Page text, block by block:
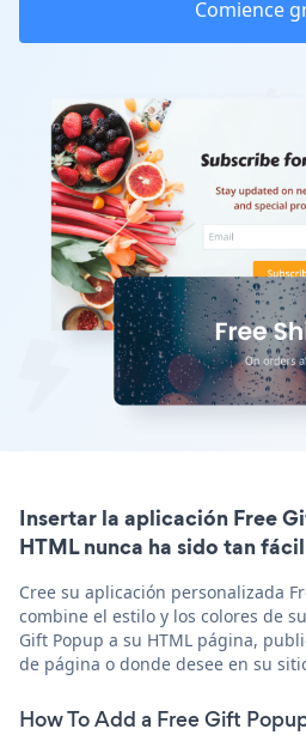
Comience
Insertar la aplicación Free
HTML nunca ha sido tan fácil
Cree su aplicación personalizada
combine el estilo y los colores de
Gift Popup a su HTML página,
de página o donde desee en su
How To Add a Free Gift